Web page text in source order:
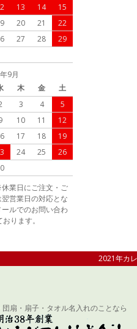
13 14
15
20 21
22
27 28
29
9月
木 金
土
3 4
5
10 11
12
17 18
19
24 25
26
業日にご注文・ご
営業日の対応とな
ルでのお問い合わ
ります。
2021年カ
団扇・扇子・タオル名入れのことなら